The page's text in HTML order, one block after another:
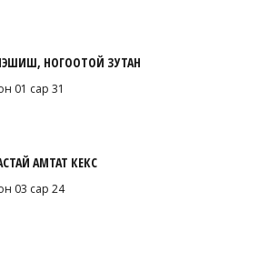
НОГООТОЙ ЗУТАН
01 сар 31
АМТАТ КЕКС
03 сар 24